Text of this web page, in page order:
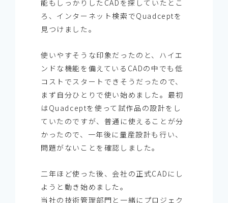
能もしっかりしたCADを探していたとこ
ろ、インターネット検索でQuadceptを
見つけました。
使いやすそうな印象だったのと、ハイエ
ンドな機能を備えているCADの中でも低
コストでスタートできそうだったので、
まず自分ひとりで使い始めました。最初
はQuadceptを使って試作品の設計をし
ていたのですが、普通に使えることが分
かったので、一年後に量産設計も行い、
問題がないことを確認しました。
二年ほど使った後、会社の正式CADにし
ようと動き始めました。
当社の技術管理部門と一緒にプロジェク